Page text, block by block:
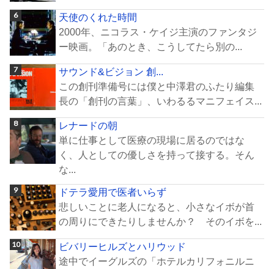
天使のくれた時間
2000年、ニコラス・ケイジ主演のファンタジ
ー映画。「あのとき、こうしてたら別の...
サウンド&ビジョン 創...
この創刊準備号には僕と中澤君のふたり編集
長の「創刊の言葉」、いわるるマニフェイス...
レナードの朝
単に仕事として医療の現場に居るのではな
く、人としての優しさを持って接する。そん
な...
ドテラ愛用で医者いらず
悲しいことに老人になると、小さなイボが首
の周りにできたりしませんか？ そのイボを...
ビバリーヒルズとハリウッド
途中でイーグルズの「ホテルカリフォニルニ